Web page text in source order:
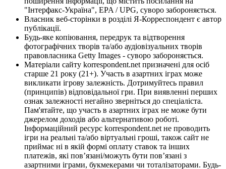
"Інтерфакс-Україна", EPA / UPG, суворо забороняється.
Власник веб-сторінки в розділі Я-Корреспондент є автор
публікації.
Будь-яке копіювання, передрук та відтворення
фотографічних творів та/або аудіовізуальних творів
правовласника Getty Images - суворо забороняється.
Матеріали сайту korrespondent.net призначені для осіб
старше 21 року (21+). Участь в азартних іграх може
викликати ігрову залежність. Дотримуйтесь правил
(принципів) відповідальної гри. При виявленні перших
ознак залежності негайно зверніться до спеціаліста.
Пам'ятайте, що участь в азартних іграх не може бути
джерелом доходів або альтернативою роботі.
Інформаційний ресурс korrespondent.net не проводить
ігри на реальні та/або віртуальні гроші, також сайт не
приймає ні в якій формі оплату ставок та інших
платежів, які пов’язані/можуть бути пов’язані з
азартними іграми, букмекерами чи тоталізаторами. Будь-